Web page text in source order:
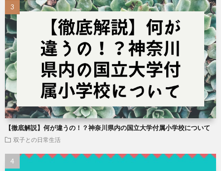
【徹底解説】何が違うの！？神奈川県内の国立大学付属小学校について
双子との日常生活